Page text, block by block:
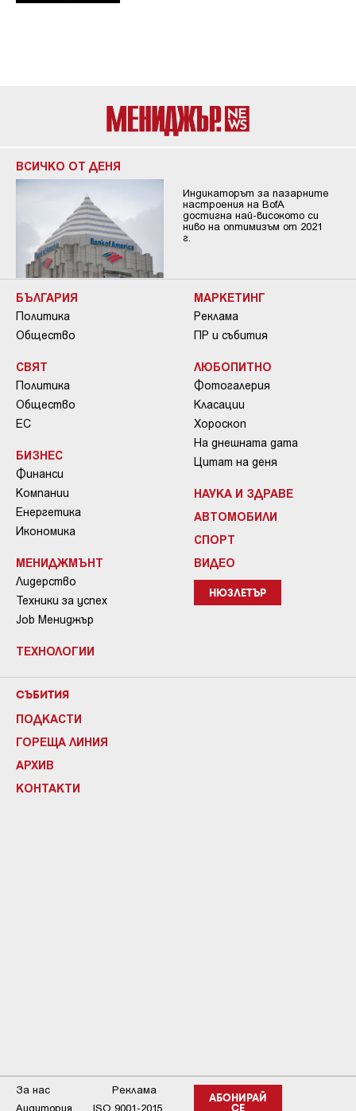
ВСИЧКО ОТ ДЕНЯ
Индикаторът за пазарните
настроения на BofA
достигна най-високото си
ниво на оптимизъм от 2021
г.
БЪЛГАРИЯ
Политика
Общество
СВЯТ
Политика
Общество
ЕС
БИЗНЕС
Финанси
Компании
Енергетика
Икономика
МЕНИДЖМЪНТ
Лидерство
Техники за успех
Job Мениджър
ТЕХНОЛОГИИ
МАРКЕТИНГ
Реклама
ПР и събития
ЛЮБОПИТНО
Фотогалерия
Класации
Хороскоп
На днешната дата
Цитат на деня
НАУКА И ЗДРАВЕ
АВТОМОБИЛИ
СПОРТ
ВИДЕО
НЮЗЛЕТЪР
СЪБИТИЯ
ПОДКАСТИ
ГОРЕЩА ЛИНИЯ
АРХИВ
КОНТАКТИ
АБОНИРАЙ
СЕ
За нас
Реклама
Аудитория
ISO 9001-2015